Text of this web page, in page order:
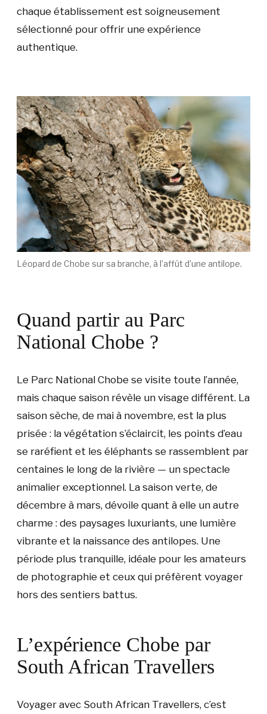
chaque établissement est soigneusement
sélectionné pour offrir une expérience
authentique.
Léopard de Chobe sur sa branche, à l’affût d’une antilope.
Quand partir au Parc
National Chobe ?
Le Parc National Chobe se visite toute l’année,
mais chaque saison révèle un visage différent. La
saison sèche, de mai à novembre, est la plus
prisée : la végétation s’éclaircit, les points d’eau
se raréfient et les éléphants se rassemblent par
centaines le long de la rivière — un spectacle
animalier exceptionnel. La saison verte, de
décembre à mars, dévoile quant à elle un autre
charme : des paysages luxuriants, une lumière
vibrante et la naissance des antilopes. Une
période plus tranquille, idéale pour les amateurs
de photographie et ceux qui préfèrent voyager
hors des sentiers battus.
L’expérience Chobe par
South African Travellers
Voyager avec South African Travellers, c’est